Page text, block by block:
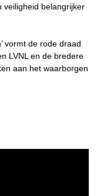
veiligheid belangrijker
vormt de rode draad
LVNL en de bredere
aan het waarborgen